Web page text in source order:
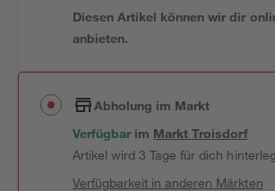
Diesen Artikel können wir dir
anbieten.
Abholung im Markt
Verfügbar im MarktTroisdorf
Artikel wird 3 Tage für dich
Verfügbarkeit in anderen Märkten